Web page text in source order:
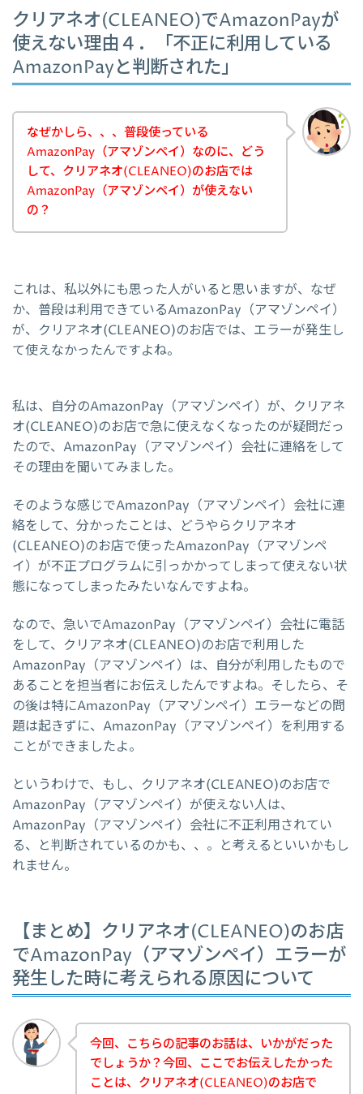
クリアネオ(CLEANEO)でAmazonPayが
使えない理由４．「不正に利用している
AmazonPayと判断された」
なぜかしら、、、普段使っている
AmazonPay（アマゾンペイ）なのに、どう
して、クリアネオ(CLEANEO)のお店では
AmazonPay（アマゾンペイ）が使えない
の？
これは、私以外にも思った人がいると思いますが、なぜ
か、普段は利用できているAmazonPay（アマゾンペイ）
が、クリアネオ(CLEANEO)のお店では、エラーが発生し
て使えなかったんですよね。
私は、自分のAmazonPay（アマゾンペイ）が、クリアネ
オ(CLEANEO)のお店で急に使えなくなったのが疑問だっ
たので、AmazonPay（アマゾンペイ）会社に連絡をして
その理由を聞いてみました。
そのような感じでAmazonPay（アマゾンペイ）会社に連
絡をして、分かったことは、どうやらクリアネオ
(CLEANEO)のお店で使ったAmazonPay（アマゾンペ
イ）が不正プログラムに引っかかってしまって使えない状
態になってしまったみたいなんですよね。
なので、急いでAmazonPay（アマゾンペイ）会社に電話
をして、クリアネオ(CLEANEO)のお店で利用した
AmazonPay（アマゾンペイ）は、自分が利用したもので
あることを担当者にお伝えしたんですよね。そしたら、そ
の後は特にAmazonPay（アマゾンペイ）エラーなどの問
題は起きずに、AmazonPay（アマゾンペイ）を利用する
ことができましたよ。
というわけで、もし、クリアネオ(CLEANEO)のお店で
AmazonPay（アマゾンペイ）が使えない人は、
AmazonPay（アマゾンペイ）会社に不正利用されてい
る、と判断されているのかも、、。と考えるといいかもし
れません。
【まとめ】クリアネオ(CLEANEO)のお店
でAmazonPay（アマゾンペイ）エラーが
発生した時に考えられる原因について
今回、こちらの記事のお話は、いかがだった
でしょうか？今回、ここでお伝えしたかった
ことは、クリアネオ(CLEANEO)のお店で